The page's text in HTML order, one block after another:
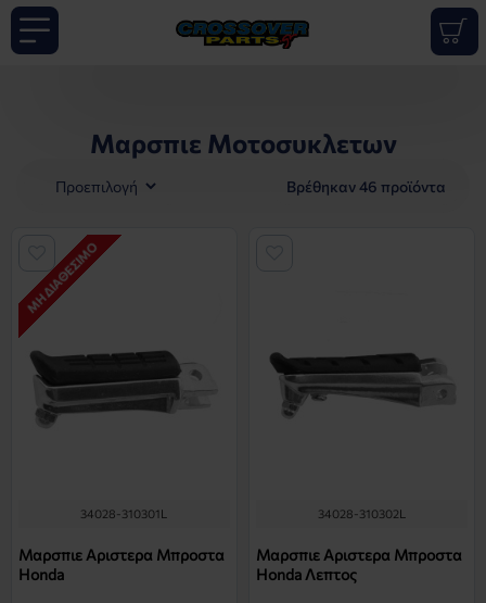
Μαρσπιε Μοτοσυκλετων
Βρέθηκαν 46 προϊόντα
ΜΗ ΔΙΑΘΈΣΙΜΟ
34028-310301L
Μαρσπιε Αριστερα Μπροστα
Honda
34028-310302L
Μαρσπιε Αριστερα Μπροστα
Honda Λεπτος